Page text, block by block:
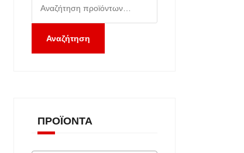
για:
Αναζήτηση
ΠΡΟΪΌΝΤΑ